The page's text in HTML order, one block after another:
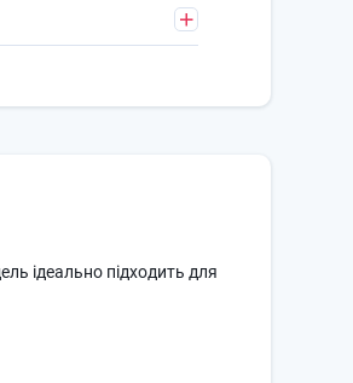
ідеально підходить для